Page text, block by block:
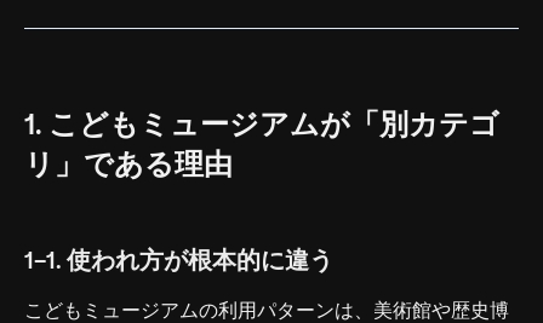
1. こどもミュージアムが「別カテゴ
リ」である理由
1-1. 使われ方が根本的に違う
こどもミュージアムの利用パターンは、美術館や歴史博